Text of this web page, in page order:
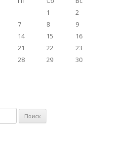
1
2
7 8
9
14 15
16
21 22
23
28 29
30